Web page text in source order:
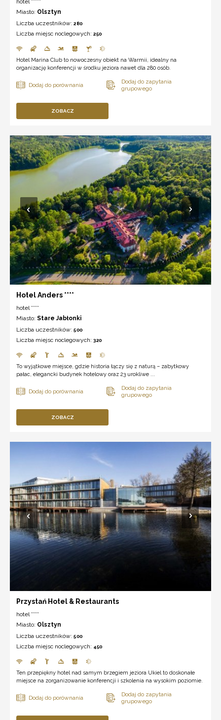
hotel *****
Miasto: Olsztyn
Liczba uczestników: 280
Liczba miejsc noclegowych: 250
Hotel Marina Club to nowoczesny obiekt na Warmii, idealny na
organizację konferencji w środku jeziora nawet dla 280 osób.
ZOBACZ
Hotel Anders ****
hotel ****
Miasto: Stare Jabłonki
Liczba uczestników: 500
Liczba miejsc noclegowych: 320
To wyjątkowe miejsce, gdzie historia łączy się z naturą – zabytkowy
pałac, elegancki budynek hotelowy oraz 23 urokliwe ...
ZOBACZ
Przystań Hotel & Restaurants
hotel ****
Miasto: Olsztyn
Liczba uczestników: 500
Liczba miejsc noclegowych: 450
Ten przepiękny hotel nad samym brzegiem jeziora Ukiel to doskonałe
miejsce na zorganizowanie konferencji i szkolenia na wysokim poziomie.